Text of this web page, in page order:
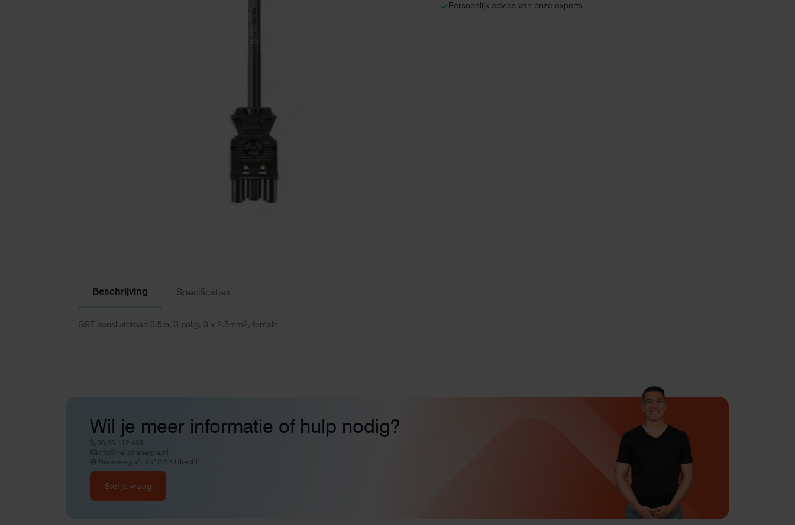
Persoonlijk advies van onze experts
Beschrijving Specificaties
GST aansluitdraad 0.5m, 3-polig, 3 x 2.5mm2, female
Wil je meer informatie of hulp nodig?
06 25 112 439
info@helionenergie.nl
Atoomweg 54, 3542 AB Utrecht
Stel je vraag